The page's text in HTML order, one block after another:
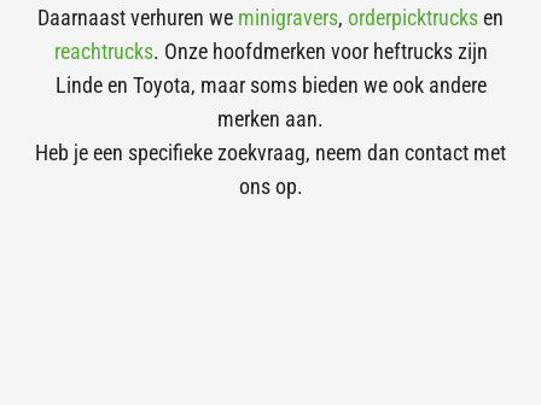
Daarnaast verhuren we minigravers, orderpicktrucksen
reachtrucks. Onze hoofdmerken voor heftrucks zijn
Linde en Toyota, maar soms bieden we ook andere
merken aan.
Heb je een specifieke zoekvraag, neem dan contact met
ons op.